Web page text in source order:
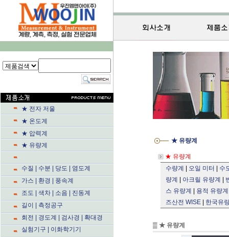
★ 전자 저울
★ 온도계
★ 압력계
★ 유량계
수질 | 수분 | 당도 | 염도계
가스 | 환경 | 풍속계
조도 | 색차 | 소음 | 진동계
길이 | 측정공구
회전 | 경도계 | 검사경 | 확대경
실험기구 | 이화학기기
★ 유
★ 유
수량계
오일 미터
수
량계
아크릴 유량계
스 유량계
용적 유량계
즈산전 WISE
한국유
▒ ★ 유